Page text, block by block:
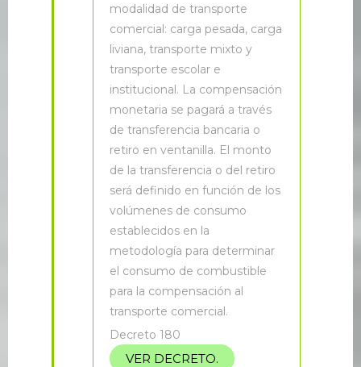
modalidad de transporte
comercial: carga pesada, carga
liviana, transporte mixto y
transporte escolar e
institucional. La compensación
monetaria se pagará a través
de transferencia bancaria o
retiro en ventanilla. El monto
de la transferencia o del retiro
será definido en función de los
volúmenes de consumo
establecidos en la
metodología para determinar
el consumo de combustible
para la compensación al
transporte comercial.
Decreto 180
VER DECRETO.